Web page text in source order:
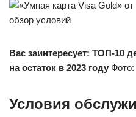
Вас заинтересует: ТОП-10
на остаток в 2023 году Фото:
Условия